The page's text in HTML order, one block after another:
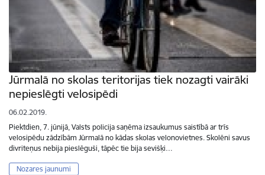
Jūrmalā no skolas teritorijas tiek nozagti vairāki
nepieslēgti velosipēdi
06.02.2019.
Piektdien, 7. jūnijā, Valsts policija saņēma izsaukumus saistībā ar trīs
velosipēdu zādzībām Jūrmalā no kādas skolas velonovietnes. Skolēni savus
divriteņus nebija pieslēguši, tāpēc tie bija sevišķi…
Nozares jaunumi